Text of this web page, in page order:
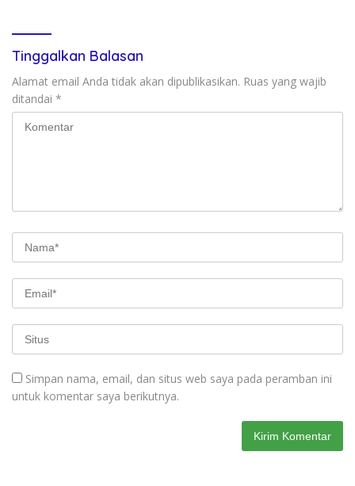
Tinggalkan Balasan
Alamat email Anda tidak akan dipublikasikan. Ruas yang wajib
ditandai *
Simpan nama, email, dan situs web saya pada peramban ini
untuk komentar saya berikutnya.